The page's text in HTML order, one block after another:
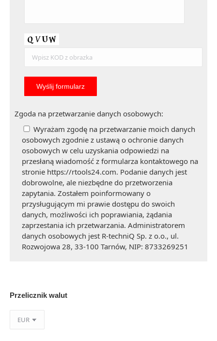
Zgoda na przetwarzanie danych osobowych:
Wyrażam zgodę na przetwarzanie moich danych
osobowych zgodnie z ustawą o ochronie danych
osobowych w celu uzyskania odpowiedzi na
przesłaną wiadomość z formularza kontaktowego na
stronie https://rtools24.com. Podanie danych jest
dobrowolne, ale niezbędne do przetworzenia
zapytania. Zostałem poinformowany o
przysługującym mi prawie dostępu do swoich
danych, możliwości ich poprawiania, żądania
zaprzestania ich przetwarzania. Administratorem
danych osobowych jest R-techniQ Sp. z o.o., ul.
Rozwojowa 28, 33-100 Tarnów, NIP: 8733269251
Przelicznik walut